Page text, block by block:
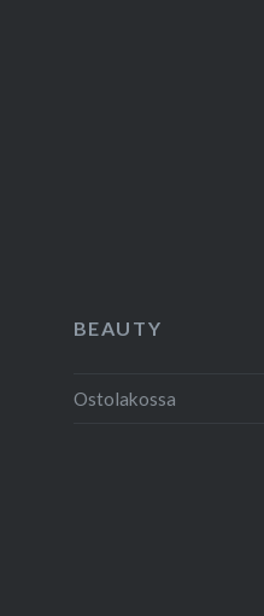
BEAUTY
Ostolakossa